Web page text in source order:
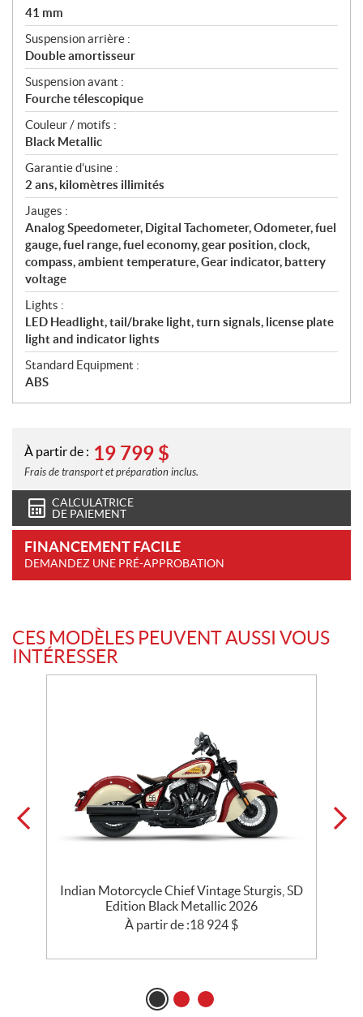
41 mm
Suspension arrière :
Double amortisseur
Suspension avant :
Fourche télescopique
Couleur / motifs :
Black Metallic
Garantie d’usine :
2 ans, kilomètres illimités
Jauges :
Analog Speedometer, Digital Tachometer, Odometer, fuel
gauge, fuel range, fuel economy, gear position, clock,
compass, ambient temperature, Gear indicator, battery
voltage
Lights :
LED Headlight, tail/brake light, turn signals, license plate
light and indicator lights
Standard Equipment :
ABS
À partir de : 19 799 $
Frais de transport et préparation inclus.
CALCULATRICE
DE PAIEMENT
FINANCEMENT FACILE
DEMANDEZ UNE PRÉ-APPROBATION
CES MODÈLES PEUVENT AUSSI VOUS
INTÉRESSER
Indian Motorcycle Chief Vintage Sturgis, SD
Edition Black Metallic 2026
À partir de :18 924 $